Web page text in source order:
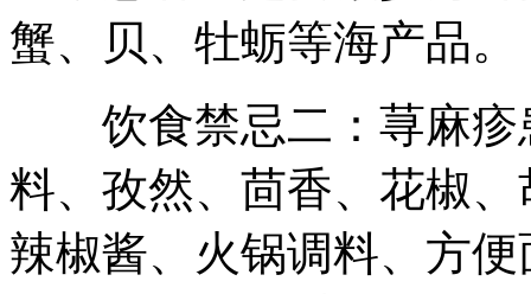
蟹、贝、牡蛎等海产品。
饮食禁忌二：荨麻疹
料、孜然、茴香、花椒
辣椒酱、火锅调料、方